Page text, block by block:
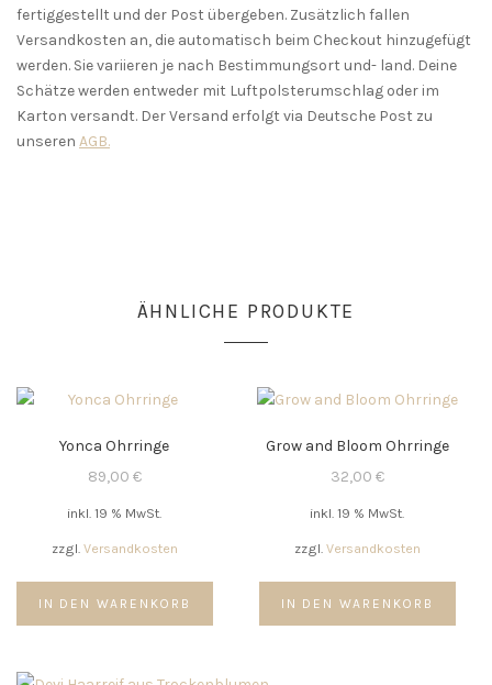
fertiggestellt und der Post übergeben. Zusätzlich fallen
Versandkosten an, die automatisch beim Checkout hinzugefügt
werden. Sie variieren je nach Bestimmungsort und- land. Deine
Schätze werden entweder mit Luftpolsterumschlag oder im
Karton versandt. Der Versand erfolgt via Deutsche Post zu
unseren AGB.
ÄHNLICHE PRODUKTE
Yonca Ohrringe
89,00 €
inkl. 19 % MwSt.
zzgl. Versandkosten
IN DEN WARENKORB
Grow and Bloom Ohrringe
32,00 €
inkl. 19 % MwSt.
zzgl. Versandkosten
IN DEN WARENKORB